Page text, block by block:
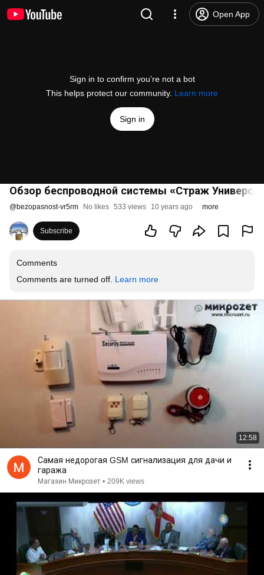
Open App
Sign in to confirm you’re not a bot
This helps protect our community. Learn more
Sign in
Обзор беспроводной системы «Страж
@bezopasnost-vr5rm No likes 533 views 10 years ago more
Subscribe
Comments
Comments are turned off. Learn more
12:58
Самая недорогая GSM сигнализация для дачи и
гаража
Магазин Микрозет • 209K views